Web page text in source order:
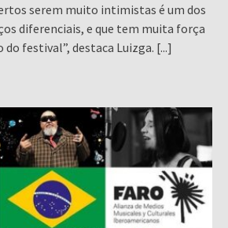
serem muito intimistas é um dos
diferenciais, e que tem muita força
festival”, destaca Luizga. [...]